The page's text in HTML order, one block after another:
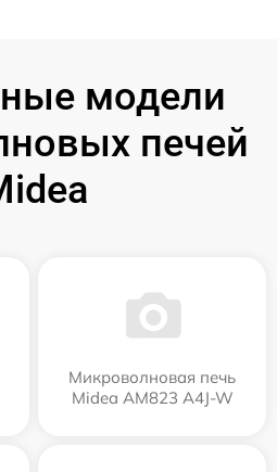
модели
печей
Микроволновая печь
Midea AM823 A4J-W